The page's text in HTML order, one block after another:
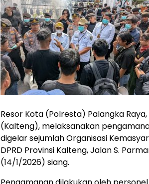
Resor Kota (Polresta) Palangka
(Kalteng), melaksanakan
digelar sejumlah Organisasi
DPRD Provinsi Kalteng, Jalan S.
(14/1/2026) siang.